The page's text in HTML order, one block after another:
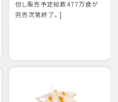
但し販売予定総数477万食が
完売次第終了。]